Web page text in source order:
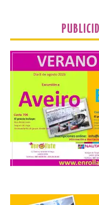
Food trucks y
Valencia de
una nueva
Castle Food 2026
7 Ago 2026
Castle
música
food
market
a miles